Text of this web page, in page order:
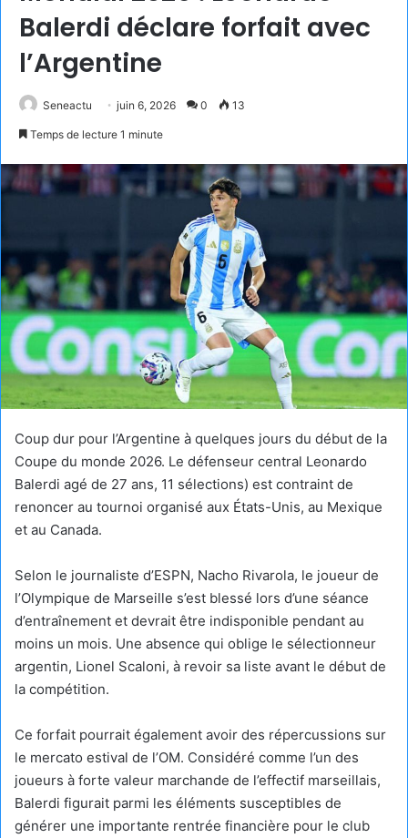
Balerdi déclare forfait avec
l’Argentine
Seneactu juin 6, 2026 0 13
Temps de lecture 1 minute
Coup dur pour l’Argentine à quelques jours du début de la
Coupe du monde 2026. Le défenseur central Leonardo
Balerdi agé de 27 ans, 11 sélections) est contraint de
renoncer au tournoi organisé aux États-Unis, au Mexique
et au Canada.
Selon le journaliste d’ESPN, Nacho Rivarola, le joueur de
l’Olympique de Marseille s’est blessé lors d’une séance
d’entraînement et devrait être indisponible pendant au
moins un mois. Une absence qui oblige le sélectionneur
argentin, Lionel Scaloni, à revoir sa liste avant le début de
la compétition.
Ce forfait pourrait également avoir des répercussions sur
le mercato estival de l’OM. Considéré comme l’un des
joueurs à forte valeur marchande de l’effectif marseillais,
Balerdi figurait parmi les éléments susceptibles de
générer une importante rentrée financière pour le club